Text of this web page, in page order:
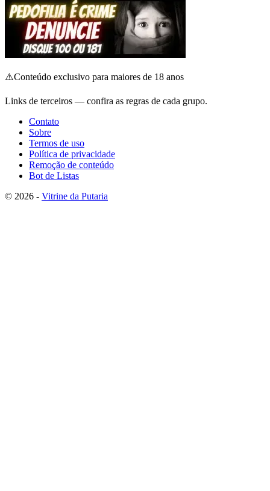
⚠️Conteúdo exclusivo para maiores de 18 anos
Links de terceiros — confira as regras de cada grupo.
Contato
Sobre
Termos de uso
Política de privacidade
Remoção de conteúdo
Bot de Listas
© 2026 - Vitrine da Putaria